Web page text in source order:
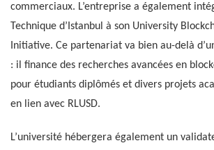
commerciaux. L’entreprise a également
Technique d’Istanbul à son University
Initiative. Ce partenariat va bien au-delà
: il finance des recherches avancées en
pour étudiants diplômés et divers projets
en lien avec RLUSD.
L’université hébergera également un